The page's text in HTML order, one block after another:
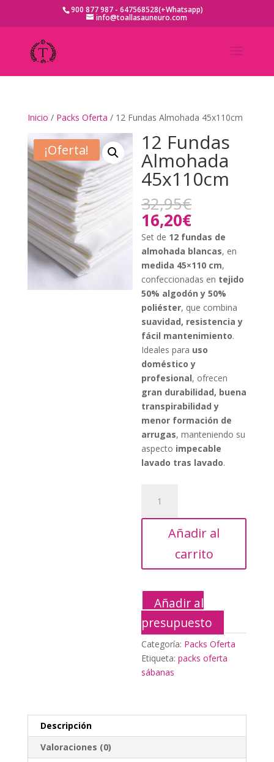
900 877 987 - 647568528(+Whatsapp)
info@toallasauneuro.com
Inicio / Packs Oferta / 12 Fundas Almohada 45x110cm
¡Oferta! 12 Fundas
Almohada
45x110cm
32,95€
original
era:
32,95€.
16,20€El
precio
actual
es:
16,20€.
Set de 12 fundas de
almohada blancas, en
medida 45×110 cm,
confeccionadas en tejido
50% algodón y 50%
poliéster, que combina
suavidad, resistencia y
fácil mantenimiento.
Ideales para uso
doméstico y
profesional, ofrecen
gran durabilidad, buena
transpirabilidad y
menor formación de
arrugas, manteniendo su
aspecto impecable
lavado tras lavado.
Fundas
Almohada
45x110cmAñadir al
carrito
Añadir al
presupuesto
Categoría: Packs Oferta
Etiqueta:packs oferta
sábanas
Descripción
Valoraciones (0)